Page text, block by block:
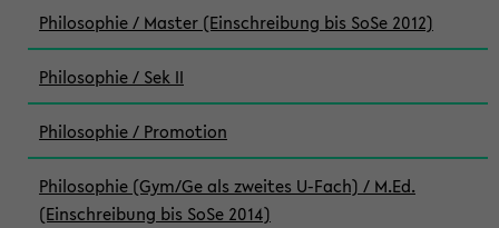
Philosophie / Master (Einschreibung bis SoSe 2012)
Philosophie / Sek II
Philosophie / Promotion
Philosophie (Gym/Ge als zweites U-Fach) / M.Ed.
(Einschreibung bis SoSe 2014)